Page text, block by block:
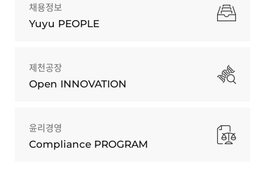
채용정보
Yuyu PEOPLE
제천공장
Open INNOVATION
윤리경영
Compliance PROGRAM